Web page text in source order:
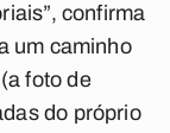
confirma
um caminho
foto de
do próprio